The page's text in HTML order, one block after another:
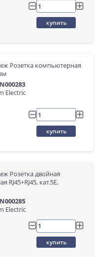
купить
Розетка компьютерная
Electric
купить
Розетка двойная
RJ45+RJ45, кат.5E,
Electric
купить